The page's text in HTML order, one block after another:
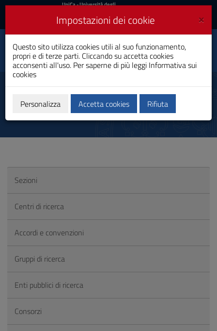
Vai
al
navigazione
sito
Footer
UniCa
Accedi
UniCa- Università degli
Accedi UniCA News
Toggle
navigation
Dipartimento di Scienze
economiche ed aziendali
Fai ricerca con noi
Sezioni
Centri di ricerca
Accordi e convenzioni
Gruppi di ricerca
Enti pubblici di ricerca
Consorzi
×
Impostazioni dei cookie
Questo sito utilizza cookies utili al suo funzionamento,
propri e di terze parti. Cliccando su accetta cookies
acconsenti all'uso. Per saperne di più leggi Informativa sui
cookies
Personalizza Accetta cookies Rifiuta